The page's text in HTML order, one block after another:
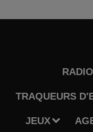
RADIO
TRAQUEURS
JEUX